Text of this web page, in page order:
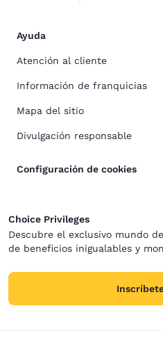
Ayuda
Atención al cliente
Información de franquicias
Mapa del sitio
Divulgación responsable
Configuración de cookies
Choice Privileges
Descubre el exclusivo mundo
de beneficios inigualables y